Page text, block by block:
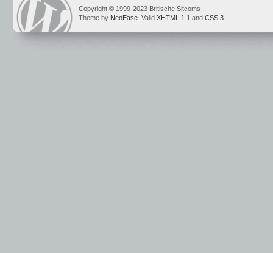
Copyright © 1999-2023 Britische Sitcoms
Theme by NeoEase . Valid XHTML 1.1 and CSS 3